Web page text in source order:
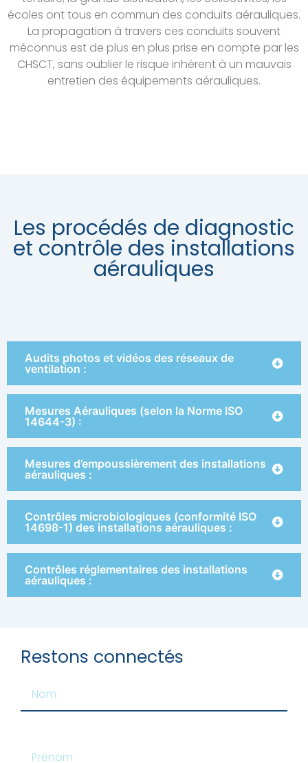
écoles ont tous en commun des conduits aérauliques.
La propagation à travers ces conduits souvent
méconnus est de plus en plus prise en compte par les
CHSCT, sans oublier le risque inhérent à un mauvais
entretien des équipements aérauliques.
Les procédés de diagnostic
et contrôle des installations
aérauliques
Audits photos et vidéos des réseaux de
ventilation :
Mesures Aérauliques (selon la Norme ISO
14644-3) :
Mesures d’empoussièrement des installations
aérauliques :
Contrôles microbiologiques (conformité ISO
14698-1) des installations aérauliques :
Contrôles réglementaires des installations
aérauliques :
Restons connectés